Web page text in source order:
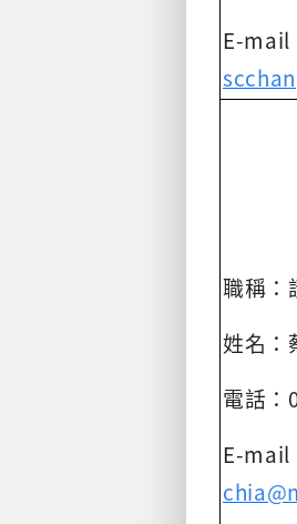
E-mail
職稱：
姓名：
電話：
E-mail